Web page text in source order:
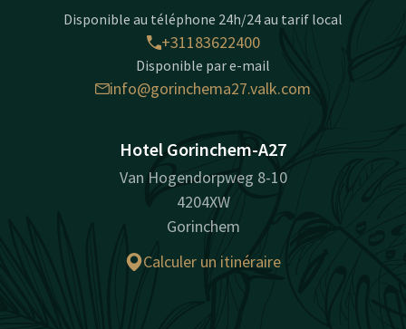
Disponible au téléphone 24h/24 au tarif local
+31183622400
Disponible par e-mail
info@gorinchema27.valk.com
Hotel Gorinchem-A27
Van Hogendorpweg 8-10
4204XW
Gorinchem
Calculer un itinéraire